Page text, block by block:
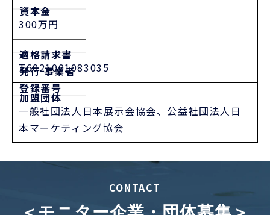
資本金
300万円
適格請求書
発行 事業者
登録番号
T6021001083035
加盟団体
一般社団法人日本展示会協会、公益社団法人日
本マーケティング協会
CONTACT